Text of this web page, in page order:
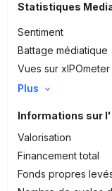
Statistiques
Sentiment
Battage médiatique
Vues sur xIPOmeter
Plus
Informations sur
Valorisation
Financement total
Fonds propres